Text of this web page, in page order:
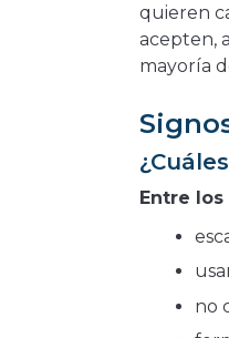
quieren
acepten,
mayoría
Entre
no